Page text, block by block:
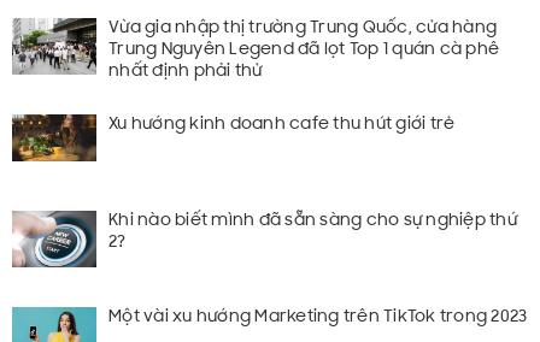
Vừa gia nhập thị trường Trung Quốc, cửa hàng
Trung Nguyên Legend đã lọt Top 1 quán cà phê
nhất định phải thử
Xu hướng kinh doanh cafe thu hút giới trẻ
Khi nào biết mình đã sẵn sàng cho sự nghiệp thứ
2?
Một vài xu hướng Marketing trên TikTok trong 2023